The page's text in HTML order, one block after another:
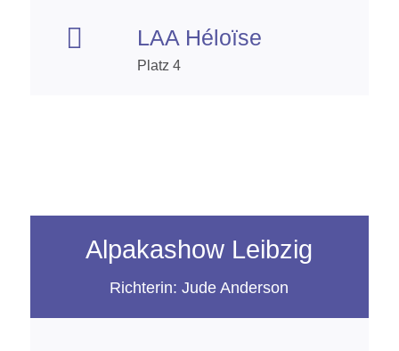
 LAA Héloïse
Platz 4
Alpakashow Leibzig
Richterin: Jude Anderson